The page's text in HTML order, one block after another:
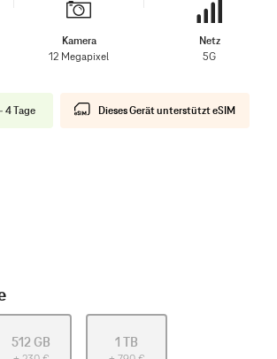
Kamera
12 Megapixel
Netz
5G
4 Tage Dieses Gerät unterstützt eSIM
512 GB 1 TB